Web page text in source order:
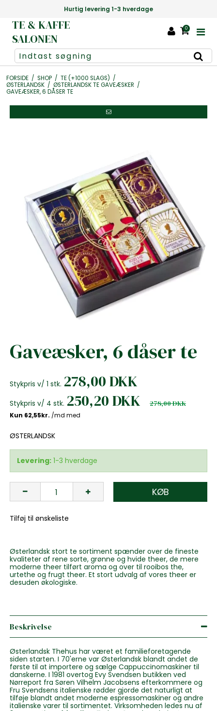
Danmarks største udvalg af te +1000 slags
TE & KAFFE
SALONEN
0
FORSIDE / SHOP / TE (+1000 SLAGS) /
ØSTERLANDSK / ØSTERLANDSK TE GAVEÆSKER /
GAVEÆSKER, 6 DÅSER TE
Gaveæsker, 6 dåser te
Stykpris v/ 1 stk. 278,00 DKK
Stykpris v/ 4 stk. 250,20 DKK 278,00 DKK
ØSTERLANDSK
Levering: 1-3 hverdage
KØB
Tilføj til ønskeliste
Østerlandsk stort te sortiment spænder over de fineste
kvaliteter af rene sorte, grønne og hvide theer, de mere
moderne theer tilført aroma og over til rooibos the,
urtethe og frugt theer. Et stort udvalg af vores theer er
desuden økologiske.
Beskrivelse
Østerlandsk Thehus har været et familieforetagende
siden starten. I 70'erne var Østerlandsk blandt andet de
første til at importere og sælge Cappuccinomaskiner til
danskerne. I 1981 overtog Evy Svendsen butikken ved
Nørreport fra Søren Vilhelm Jacobsens efterkommere og
Fru Svendsens italienske rødder gjorde det naturligt at
tilføje blandt andet moderne espressomaskiner og andre
italienske varer til sortimentet. Virksomheden ledes nu af